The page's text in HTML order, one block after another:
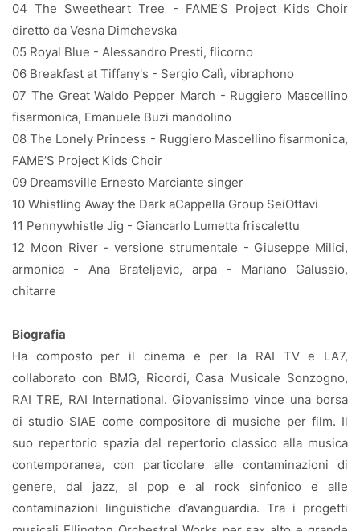
04 The Sweetheart Tree - FAME’S Project Kids Choir
diretto da Vesna Dimchevska
05 Royal Blue - Alessandro Presti, flicorno
06 Breakfast at Tiffany's - Sergio Calì, vibraphono
07 The Great Waldo Pepper March - Ruggiero Mascellino
fisarmonica, Emanuele Buzi mandolino
08 The Lonely Princess - Ruggiero Mascellino fisarmonica,
FAME’S Project Kids Choir
09 Dreamsville Ernesto Marciante singer
10 Whistling Away the Dark aCappella Group SeiOttavi
11 Pennywhistle Jig - Giancarlo Lumetta friscalettu
12 Moon River - versione strumentale - Giuseppe Milici,
armonica - Ana Brateljevic, arpa - Mariano Galussio,
chitarre
Biografia
Ha composto per il cinema e per la RAI TV e LA7,
collaborato con BMG, Ricordi, Casa Musicale Sonzogno,
RAI TRE, RAI International. Giovanissimo vince una borsa
di studio SIAE come compositore di musiche per film. Il
suo repertorio spazia dal repertorio classico alla musica
contemporanea, con particolare alle contaminazioni di
genere, dal jazz, al pop e al rock sinfonico e alle
contaminazioni linguistiche d’avanguardia. Tra i progetti